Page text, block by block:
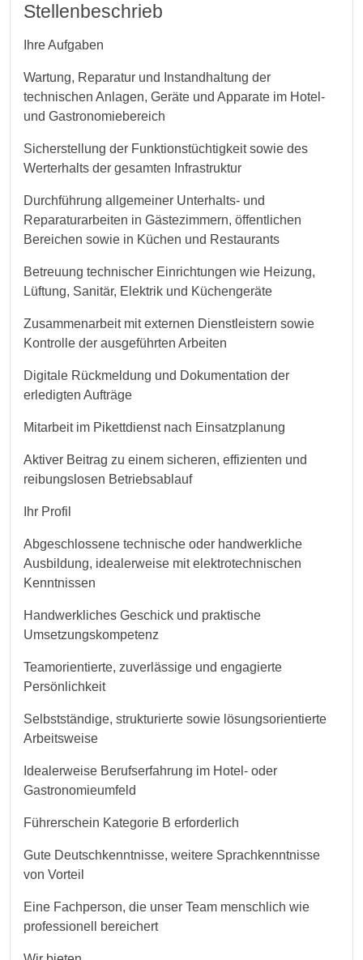
Stellenbeschrieb
Ihre Aufgaben
Wartung, Reparatur und Instandhaltung der
technischen Anlagen, Geräte und Apparate im Hotel-
und Gastronomiebereich
Sicherstellung der Funktionstüchtigkeit sowie des
Werterhalts der gesamten Infrastruktur
Durchführung allgemeiner Unterhalts- und
Reparaturarbeiten in Gästezimmern, öffentlichen
Bereichen sowie in Küchen und Restaurants
Betreuung technischer Einrichtungen wie Heizung,
Lüftung, Sanitär, Elektrik und Küchengeräte
Zusammenarbeit mit externen Dienstleistern sowie
Kontrolle der ausgeführten Arbeiten
Digitale Rückmeldung und Dokumentation der
erledigten Aufträge
Mitarbeit im Pikettdienst nach Einsatzplanung
Aktiver Beitrag zu einem sicheren, effizienten und
reibungslosen Betriebsablauf
Ihr Profil
Abgeschlossene technische oder handwerkliche
Ausbildung, idealerweise mit elektrotechnischen
Kenntnissen
Handwerkliches Geschick und praktische
Umsetzungskompetenz
Teamorientierte, zuverlässige und engagierte
Persönlichkeit
Selbstständige, strukturierte sowie lösungsorientierte
Arbeitsweise
Idealerweise Berufserfahrung im Hotel- oder
Gastronomieumfeld
Führerschein Kategorie B erforderlich
Gute Deutschkenntnisse, weitere Sprachkenntnisse
von Vorteil
Eine Fachperson, die unser Team menschlich wie
professionell bereichert